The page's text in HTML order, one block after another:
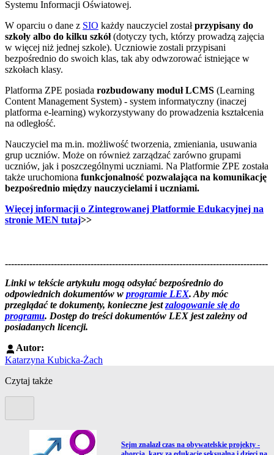
Systemu Informacji Oświatowej.
W oparciu o dane z SIO każdy nauczyciel zostałprzypisany do
szkoły albo do kilku szkół(dotyczy tych, którzy prowadzą zajęcia
w więcej niż jednej szkole). Uczniowie zostali przypisani
bezpośrednio do swoich klas, tak aby odwzorować istniejące w
szkołach klasy.
Platforma ZPE posiada rozbudowany moduł LCMS (Learning
Content Management System) - system informatyczny (inaczej
platforma e-learning) wykorzystywany do prowadzenia kształcenia
na odległość.
Nauczyciel ma m.in. możliwość tworzenia, zmieniania, usuwania
grup uczniów. Może on również zarządzać zarówno grupami
uczniów, jak i poszczególnymi uczniami. Na Platformie ZPE została
także uruchomiona funkcjonalność pozwalająca na komunikację
bezpośrednio między nauczycielami i uczniami.
Więcej informacji o Zintegrowanej Platformie Edukacyjnej na
stronie MEN tutaj>>
--------------------------------------------------------------------------------------
Linki w tekście artykułu mogą odsyłać bezpośrednio do
odpowiednich dokumentów w programie LEX. Aby móc
przeglądać te dokumenty, konieczne jestzalogowanie się do
programu. Dostęp do treści dokumentów LEX jest zależny od
posiadanych licencji.
Autor:
Katarzyna Kubicka-Żach
Czytaj także
Przejdź do artykułu:
Sejm znalazł czas na obywatelskie projekty -